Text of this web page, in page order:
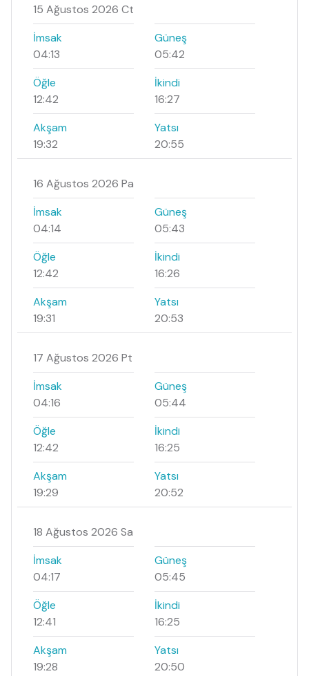
15 Ağustos 2026 Ct
İmsak
04:13
Güneş
05:42
Öğle
12:42
İkindi
16:27
Akşam
19:32
Yatsı
20:55
16 Ağustos 2026 Pa
İmsak
04:14
Güneş
05:43
Öğle
12:42
İkindi
16:26
Akşam
19:31
Yatsı
20:53
17 Ağustos 2026 Pt
İmsak
04:16
Güneş
05:44
Öğle
12:42
İkindi
16:25
Akşam
19:29
Yatsı
20:52
18 Ağustos 2026 Sa
İmsak
04:17
Güneş
05:45
Öğle
12:41
İkindi
16:25
Akşam
19:28
Yatsı
20:50